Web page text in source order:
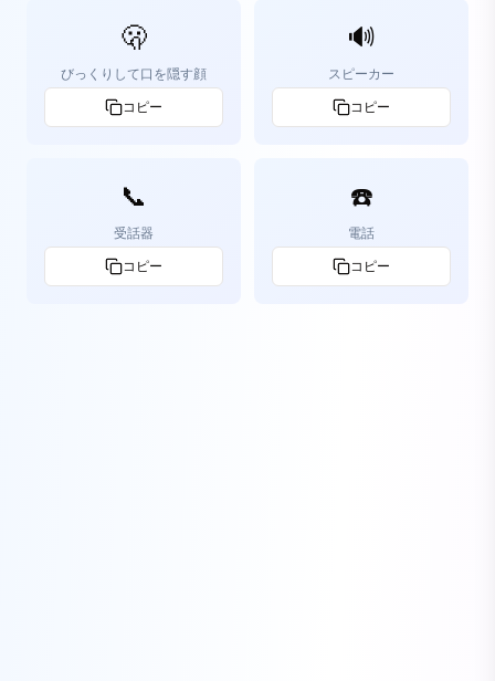
🫢
びっくりして口を隠す顔
コピー
🔊
スピーカー
コピー
📞
受話器
コピー
☎️
電話
コピー